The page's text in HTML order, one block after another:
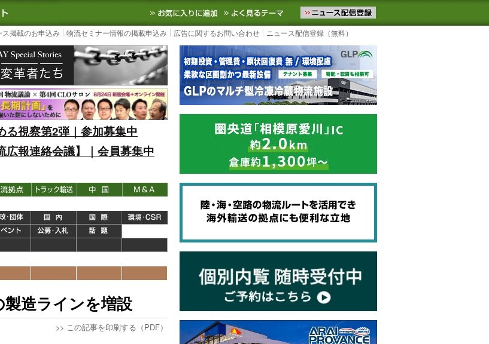
大の物流ニュースサイト3PL, SCMなど国内外の最新の物流ニュースをお届けします。物流ニュースメール配信を登録す
お気に入りに追加 よく見るテーマ
掲載のお申込み 物流セミナー情報の掲載申込み 広告に関するお問い合わせ ニュース配信登録（無料）
る視察第2弾｜参加募集中
報連絡会議】｜会員募集中
造ラインを増設
>> この記事を印刷する（PDF）